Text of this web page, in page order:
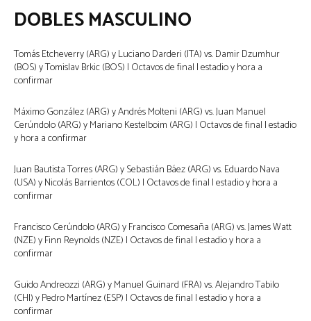
DOBLES MASCULINO
Tomás Etcheverry (ARG) y Luciano Darderi (ITA) vs. Damir Dzumhur
(BOS) y Tomislav Brkic (BOS) | Octavos de final | estadio y hora a
confirmar
Máximo González (ARG) y Andrés Molteni (ARG) vs. Juan Manuel
Cerúndolo (ARG) y Mariano Kestelboim (ARG) | Octavos de final | estadio
y hora a confirmar
Juan Bautista Torres (ARG) y Sebastián Báez (ARG) vs. Eduardo Nava
(USA) y Nicolás Barrientos (COL) | Octavos de final | estadio y hora a
confirmar
Francisco Cerúndolo (ARG) y Francisco Comesaña (ARG) vs. James Watt
(NZE) y Finn Reynolds (NZE) | Octavos de final | estadio y hora a
confirmar
Guido Andreozzi (ARG) y Manuel Guinard (FRA) vs. Alejandro Tabilo
(CHI) y Pedro Martínez (ESP) | Octavos de final | estadio y hora a
confirmar